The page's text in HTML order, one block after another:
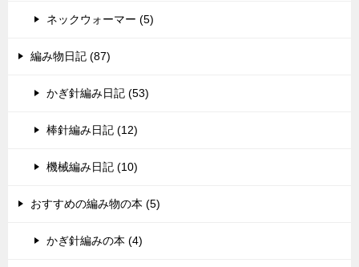
ネックウォーマー (5)
編み物日記 (87)
かぎ針編み日記 (53)
棒針編み日記 (12)
機械編み日記 (10)
おすすめの編み物の本 (5)
かぎ針編みの本 (4)